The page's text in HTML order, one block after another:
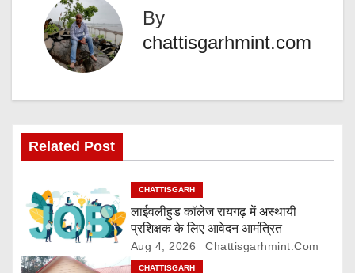
i
g
a
t
By
chattisgarhmint.com
Related Post
CHATTISGARH
लाईवलीहुड कॉलेज रायगढ़ में अस्थायी
प्रशिक्षक के लिए आवेदन आमंत्रित
Aug 4, 2026 Chattisgarhmint.com
CHATTISGARH